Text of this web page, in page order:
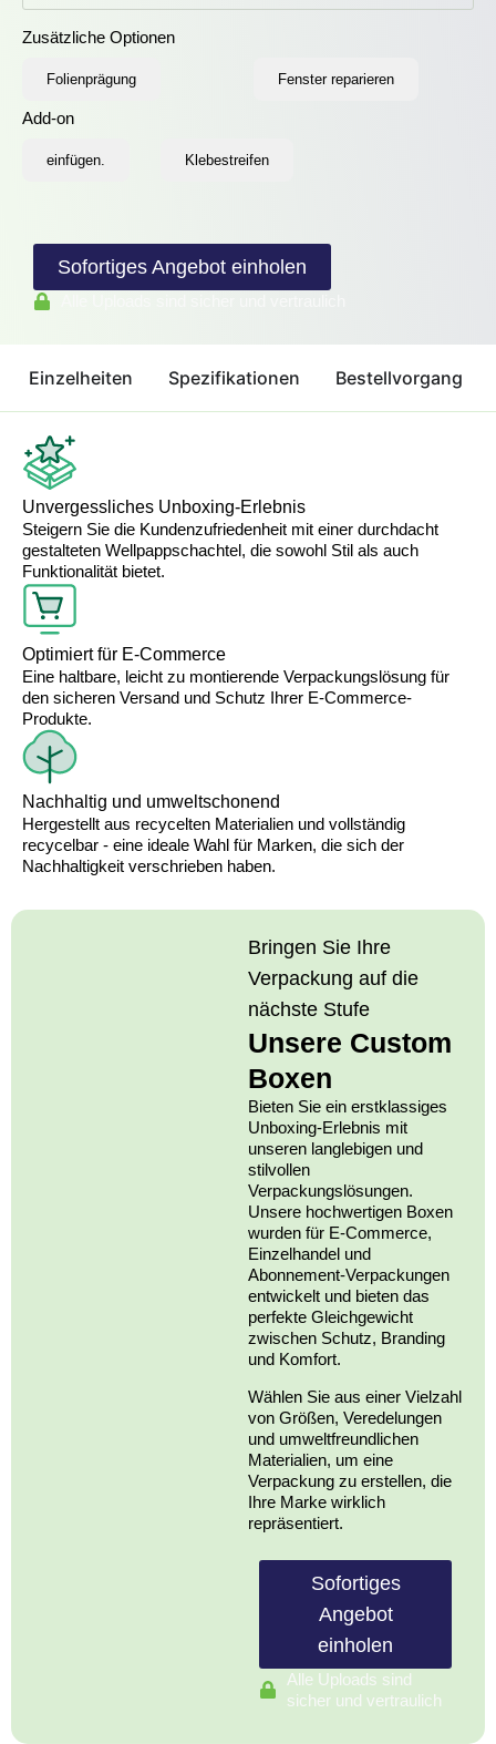
Zusätzliche Optionen
Folienprägung Fenster reparieren
Add-on
einfügen. Klebestreifen
Sofortiges Angebot einholen
Einzelheiten Spezifikationen Bestellvorgang
Unvergessliches Unboxing-Erlebnis
Steigern Sie die Kundenzufriedenheit mit einer durchdacht
gestalteten Wellpappschachtel, die sowohl Stil als auch
Funktionalität bietet.
Optimiert für E-Commerce
Eine haltbare, leicht zu montierende Verpackungslösung für
den sicheren Versand und Schutz Ihrer E-Commerce-
Produkte.
Nachhaltig und umweltschonend
Hergestellt aus recycelten Materialien und vollständig
recycelbar - eine ideale Wahl für Marken, die sich der
Nachhaltigkeit verschrieben haben.
Bringen Sie Ihre
Verpackung auf die
nächste Stufe
Unsere Custom
Boxen
Bieten Sie ein erstklassiges
Unboxing-Erlebnis mit
unseren langlebigen und
stilvollen
Verpackungslösungen.
Unsere hochwertigen Boxen
wurden für E-Commerce,
Einzelhandel und
Abonnement-Verpackungen
entwickelt und bieten das
perfekte Gleichgewicht
zwischen Schutz, Branding
und Komfort.
Wählen Sie aus einer Vielzahl
von Größen, Veredelungen
und umweltfreundlichen
Materialien, um eine
Verpackung zu erstellen, die
Ihre Marke wirklich
repräsentiert.
Sofortiges
Angebot
einholen
Alle Uploads sind
sicher und vertraulich